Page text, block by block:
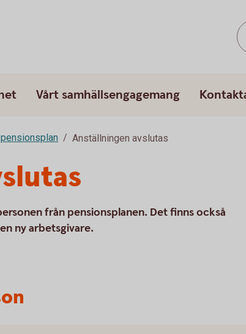
Vårt samhällsengagemang
Anställningen avslutas
från pensionsplanen. Det finns också
ny arbetsgivare.